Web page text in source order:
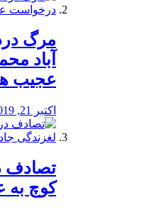
مرگ
آباد
عجیب
اکتبر 21, 2019
تصادف
کوچ به